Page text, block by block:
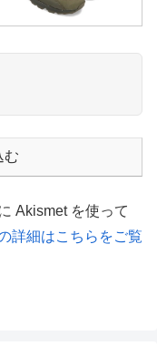
む
Akismet を使って
詳細はこちらをご覧